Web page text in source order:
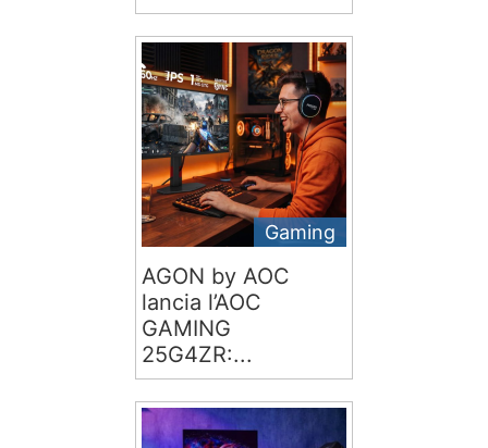
Gaming
AGON by AOC
lancia l’AOC
GAMING
25G4ZR:...